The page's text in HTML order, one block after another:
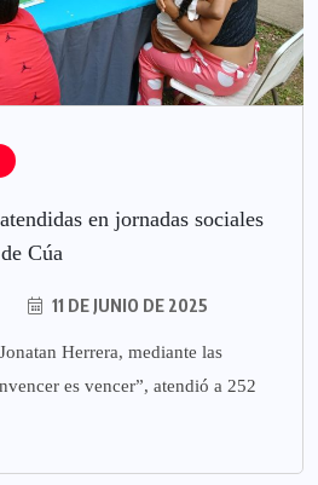
en jornadas sociales
Cúa
11 DE JUNIO DE 2025
Herrera, mediante las
es vencer”, atendió a 252